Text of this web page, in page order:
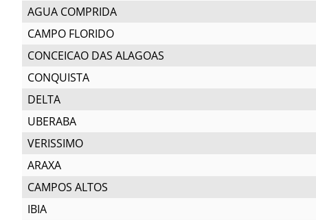
AGUA COMPRIDA
CAMPO FLORIDO
CONCEICAO DAS ALAGOAS
CONQUISTA
DELTA
UBERABA
VERISSIMO
ARAXA
CAMPOS ALTOS
IBIA